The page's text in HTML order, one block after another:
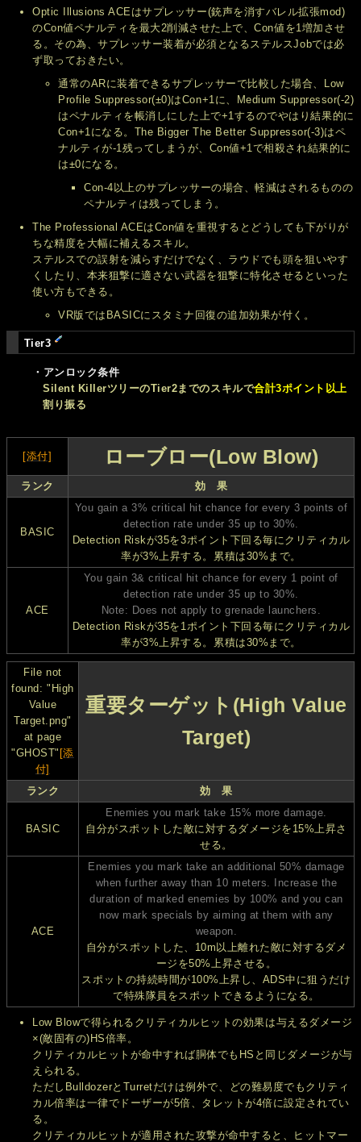
Optic Illusions ACEはサプレッサー(銃声を消すバレル拡張mod)
のCon値ペナルティを最大2削減させた上で、Con値を1増加させ
る。その為、サプレッサー装着が必須となるステルスJobでは必
ず取っておきたい。
通常のARに装着できるサプレッサーで比較した場合、Low
Profile Suppressor(±0)はCon+1に、Medium Suppressor(-2)
はペナルティを帳消しにした上で+1するのでやはり結果的に
Con+1になる。The Bigger The Better Suppressor(-3)はペ
ナルティが-1残ってしまうが、Con値+1で相殺され結果的に
は±0になる。
Con-4以上のサプレッサーの場合、軽減はされるものの
ペナルティは残ってしまう。
The Professional ACEはCon値を重視するとどうしても下がりが
ちな精度を大幅に補えるスキル。
ステルスでの誤射を減らすだけでなく、ラウドでも頭を狙いやす
くしたり、本来狙撃に適さない武器を狙撃に特化させるといった
使い方もできる。
VR版ではBASICにスタミナ回復の追加効果が付く。
Tier3
・アンロック条件
Silent KillerツリーのTier2までのスキルで合計3ポイント以上
割り振る
[添付] ローブロー(Low Blow)
ランク 効 果
BASIC
You gain a 3% critical hit chance for every 3 points of
detection rate under 35 up to 30%.
Detection Riskが35を3ポイント下回る毎にクリティカル
率が3%上昇する。累積は30%まで。
ACE
You gain 3& critical hit chance for every 1 point of
detection rate under 35 up to 30%.
Note: Does not apply to grenade launchers.
Detection Riskが35を1ポイント下回る毎にクリティカル
率が3%上昇する。累積は30%まで。
File not
found: "High
Value
Target.png"
at page
"GHOST" [添
付]
重要ターゲット(High Value
Target)
ランク 効 果
BASIC
Enemies you mark take 15% more damage.
自分がスポットした敵に対するダメージを15%上昇さ
せる。
ACE
Enemies you mark take an additional 50% damage
when further away than 10 meters. Increase the
duration of marked enemies by 100% and you can
now mark specials by aiming at them with any
weapon.
自分がスポットした、10m以上離れた敵に対するダメ
ージを50%上昇させる。
スポットの持続時間が100%上昇し、ADS中に狙うだけ
で特殊隊員をスポットできるようになる。
Low Blowで得られるクリティカルヒットの効果は与えるダメージ
×(敵固有の)HS倍率。
クリティカルヒットが命中すれば胴体でもHSと同じダメージが与
えられる。
ただしBulldozerとTurretだけは例外で、どの難易度でもクリティ
カル倍率は一律でドーザーが5倍、タレットが4倍に設定されてい
る。
クリティカルヒットが適用された攻撃が命中すると、ヒットマー